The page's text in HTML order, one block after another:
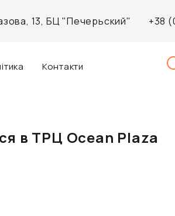
13, БЦ "Печерьский" +38
Контакти
в ТРЦ Ocean Plaza